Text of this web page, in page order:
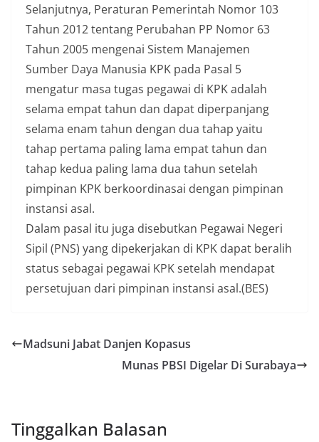
Selanjutnya, Peraturan Pemerintah Nomor 103
Tahun 2012 tentang Perubahan PP Nomor 63
Tahun 2005 mengenai Sistem Manajemen
Sumber Daya Manusia KPK pada Pasal 5
mengatur masa tugas pegawai di KPK adalah
selama empat tahun dan dapat diperpanjang
selama enam tahun dengan dua tahap yaitu
tahap pertama paling lama empat tahun dan
tahap kedua paling lama dua tahun setelah
pimpinan KPK berkoordinasai dengan pimpinan
instansi asal.
Dalam pasal itu juga disebutkan Pegawai Negeri
Sipil (PNS) yang dipekerjakan di KPK dapat beralih
status sebagai pegawai KPK setelah mendapat
persetujuan dari pimpinan instansi asal.(BES)
Madsuni Jabat Danjen Kopasus
Munas PBSI Digelar Di Surabaya
Tinggalkan Balasan